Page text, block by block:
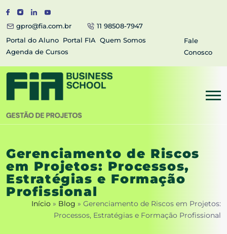
gpro@fia.com.br
11 98508-7947
Portal do Aluno Portal FIA Quem Somos
Agenda de Cursos
Fale
Conosco
Gerenciamento de Riscos
em Projetos: Processos,
Estratégias e Formação
Profissional
Início » Blog » Gerenciamento de Riscos em Projetos:
Processos, Estratégias e Formação Profissional